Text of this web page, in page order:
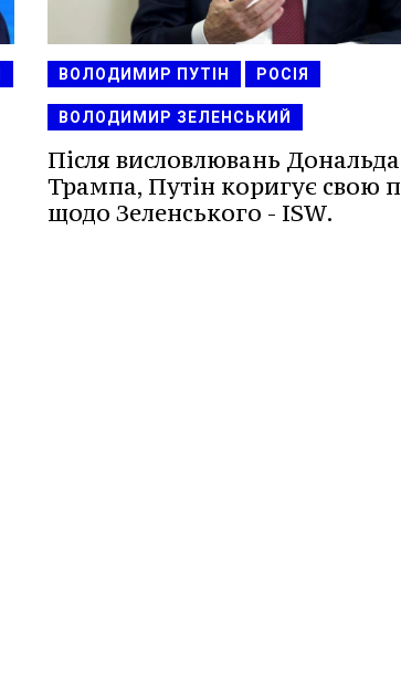
ВОЛОДИМИР ПУТІН РОСІЯ
ВОЛОДИМИР ЗЕЛЕНСЬКИЙ
Після висловлювань Дональда
Трампа, Путін коригує свою
щодо Зеленського - ISW.